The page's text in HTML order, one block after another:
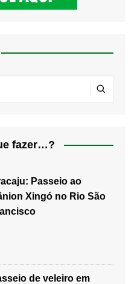
fazer…?
Passeio ao
Xingó no Rio São
de veleiro em